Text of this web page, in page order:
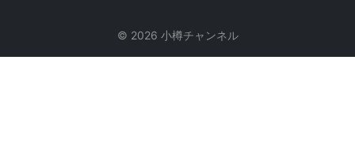
© 2026 小樽チャンネル